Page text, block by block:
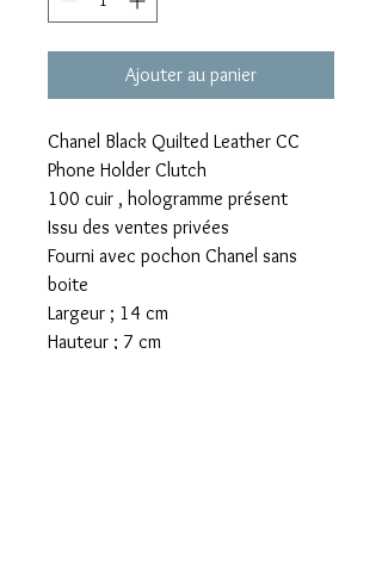
Ajouter au panier
Chanel Black Quilted Leather CC
Phone Holder Clutch
100 cuir , hologramme présent
Issu des ventes privées
Fourni avec pochon Chanel sans
boite
Largeur ; 14 cm
Hauteur ; 7 cm